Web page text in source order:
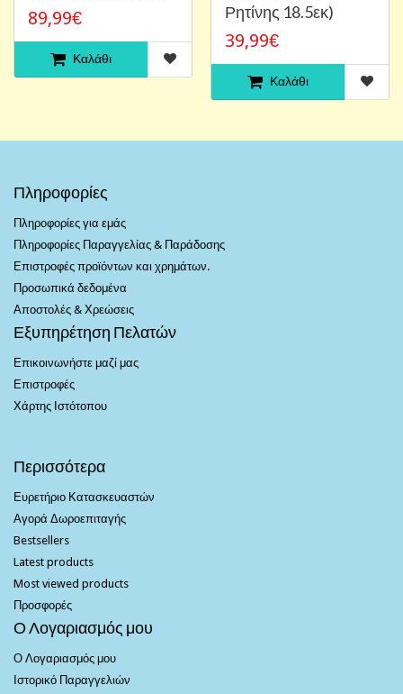
89,99€
Καλάθι
Ρητίνης 18.5εκ)
39,99€
Καλάθι
Πληροφορίες
Πληροφορίες για εμάς
Πληροφορίες Παραγγελίας & Παράδοσης
Επιστροφές προϊόντων και χρημάτων.
Προσωπικά δεδομένα
Αποστολές & Χρεώσεις
Εξυπηρέτηση Πελατών
Επικοινωνήστε μαζί μας
Επιστροφές
Χάρτης Ιστότοπου
Περισσότερα
Ευρετήριο Κατασκευαστών
Αγορά Δωροεπιταγής
Bestsellers
Latest products
Most viewed products
Προσφορές
Ο Λογαριασμός μου
Ο Λογαριασμός μου
Ιστορικό Παραγγελιών